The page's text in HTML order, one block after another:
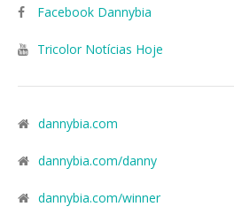
Facebook Dannybia
Tricolor Notícias Hoje
dannybia.com
dannybia.com/danny
dannybia.com/winner